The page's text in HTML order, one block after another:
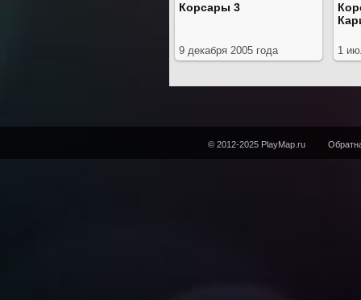
Корсары 3
9 декабря 2005 года 1
© 2012-2025 PlayMap.ru